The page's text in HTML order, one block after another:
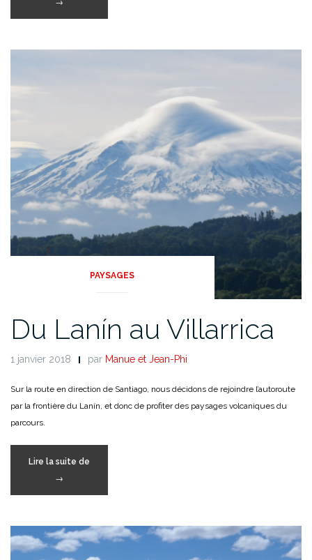
… »
PAYSAGES
Du Lanín au Villarrica
1 janvier 2018 par Manue et Jean-Phi
Sur la route en direction de Santiago, nous décidons de rejoindre l’autoroute
par la frontière du Lanín, et donc de profiter des paysages volcaniques du
parcours.
Lire la suite de
au
→